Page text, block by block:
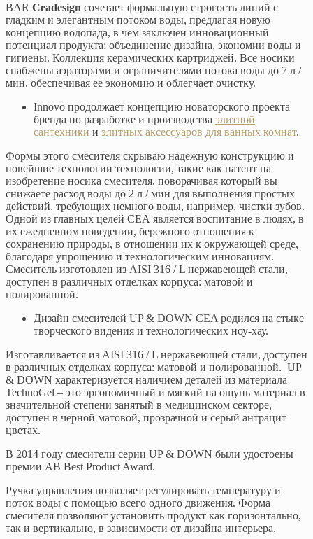
BAR Ceadesign сочетает формальную строгость линий с
гладким и элегантным потоком воды, предлагая новую
концепцию водопада, в чем заключен инновационный
потенциал продукта: объединение дизайна, экономии воды и
гигиены. Коллекция керамических картриджей. Все носики
снабжены аэраторами и ограничителями потока воды до 7 л /
мин, обеспечивая ее экономию и облегчает очистку.
Innovo продолжает концепцию новаторского проекта
бренда по разработке и производства элитной
сантехники и элитных аксессуаров для ванных комнат.
Формы этого смесителя скрываю надежную конструкцию и
новейшие технологии технологии, такие как патент на
изобретение носика смесителя, поворачивая который вы
снижаете расход воды до 2 л / мин для выполнения простых
действий, требующих немного воды, например, чистки зубов.
Одной из главных целей СЕА является воспитание в людях, в
их ежедневном поведении, бережного отношения к
сохранению природы, в отношении их к окружающей среде,
благодаря упрощению и технологическим инновациям.
Смеситель изготовлен из AISI 316 / L нержавеющей стали,
доступен в различных отделках корпуса: матовой и
полированной.
Дизайн смесителей UP & DOWN CEA родился на стыке
творческого видения и технологических ноу-хау.
Изготавливается из AISI 316 / L нержавеющей стали, доступен
в различных отделках корпуса: матовой и полированной. UP
& DOWN характеризуется наличием деталей из материала
TechnoGel – это эргономичный и мягкий на ощупь материал в
значительной степени занятый в медицинском секторе,
доступен в черной матовой, прозрачной и серый антрацит
цветах.
В 2014 году смесители серии UP & DOWN были удостоены
премии AB Best Product Award.
Ручка управления позволяет регулировать температуру и
поток воды с помощью всего одного движения. Форма
смесителя позволяют установить продукт как горизонтально,
так и вертикально, в зависимости от дизайна интерьера.